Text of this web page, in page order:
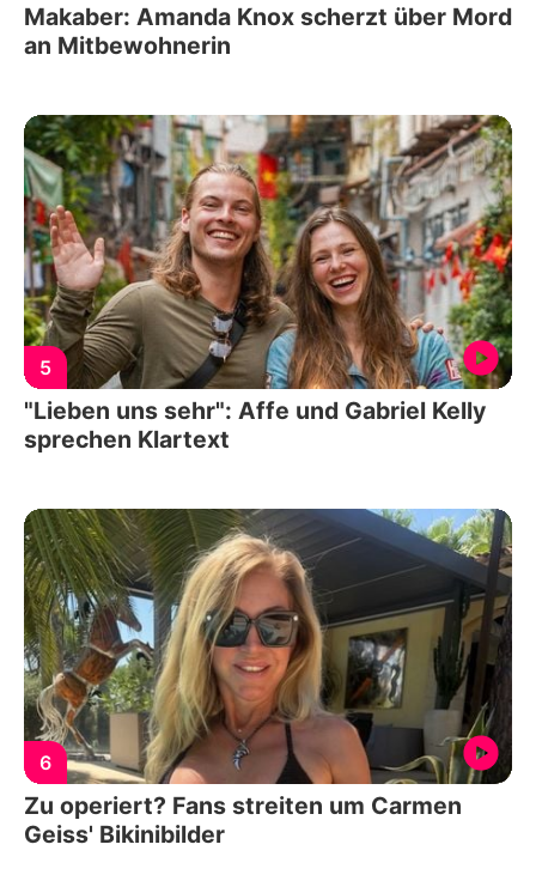
Makaber: Amanda Knox scherzt über Mord
an Mitbewohnerin
5
"Lieben uns sehr": Affe und Gabriel Kelly
sprechen Klartext
6
Zu operiert? Fans streiten um Carmen
Geiss' Bikinibilder